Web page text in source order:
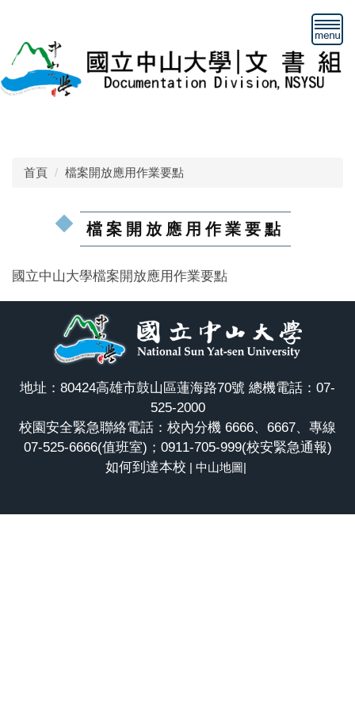
要
內
容
首頁 檔案開放應用作業要點
檔案開放應用作業要點
國立中山大學檔案開放應用作業要點
地址：80424高雄市鼓山區蓮海路70號 總機電話：07-
525-2000
校園安全緊急聯絡電話：校內分機 6666、6667、專線
07-525-6666(值班室)；0911-705-999(校安緊急通報)
如何到達本校 | 中山地圖|